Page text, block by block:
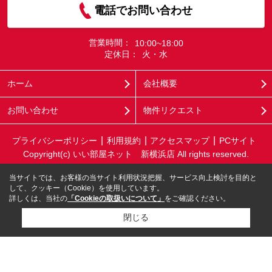
電話でお問い合わせ
営業時間：
10:00~18:00
定休日：
火・水
ホーム 会社概要
お問い合わせ 物件リクエスト
プライバシーポリシー 利用規約 アクセスマップ
PCサイト
Copyright(c) いい部屋ネット 新横浜店 All rights reserved.
当サイトでは、お客様の当サイト利用状況把握、サービス向上検討を目的と
して、クッキー（Cookie）を使用しています。
詳しくは、当社の 「Cookieの取扱いについて」 をご確認ください。
閉じる